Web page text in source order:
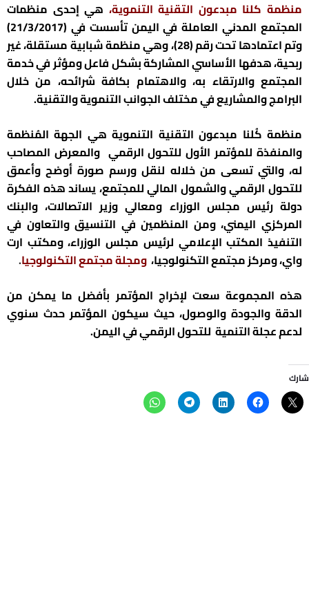
منظمة كلنا مبدعون التقنية التنموية، هي إحدى منظمات
المجتمع المدني العاملة في اليمن تأسست في (21/3/2017)
وتم اعتمادها تحت رقم (28)، وهي منظمة شبابية مستقلة، غير
ربحية، هدفها الأساسي المشاركة بشكل فاعل ومؤثر في خدمة
المجتمع والارتقاء به، والاهتمام بكافة شرائحه، من خلال
البرامج والمشاريع في مختلف الجوانب التنموية والتقنية.
منظمة كُلنا مبدعون التقنية التنموية هي الجهة المُنظمة
والمنفذة للمؤتمر الأول للتحول الرقمي والمعرض المصاحب
له، والتي تسعى من خلاله لنقل ورسم صورة أوضح وأعمق
للتحول الرقمي والشمول المالي للمجتمع، يساند هذه الفكرة
دولة رئيس مجلس الوزراء ومعالي وزير الاتصالات، والبنك
المركزي اليمني، ومن المنظمين في التنسيق والتعاون في
التنفيذ المكتب الإعلامي لرئيس مجلس الوزراء، ومكتب ارت
واي، ومركز مجتمع التكنولوجيا، ومجلة مجتمع التكنولوجيا.
هذه المجموعة سعت لإخراج المؤتمر بأفضل ما يمكن من
الدقة والجودة والوصول، حيث سيكون المؤتمر حدث سنوي
لدعم عجلة التنمية للتحول الرقمي في اليمن.
شارك